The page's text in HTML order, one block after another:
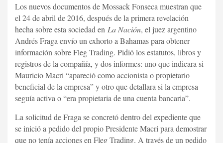
Los nuevos documentos de Mossack Fonseca muestran que
el 24 de abril de 2016, después de la primera revelación
hecha sobre esta sociedad en La Nación, el juez argentino
Andrés Fraga envío un exhorto a Bahamas para obtener
información sobre Fleg Trading. Pidió los estatutos, libros y
registros de la compañía, y dos informes: uno que indicara si
Mauricio Macri “apareció como accionista o propietario
beneficial de la empresa” y otro que detallara si la empresa
seguía activa o “era propietaria de una cuenta bancaria”.
La solicitud de Fraga se concretó dentro del expediente que
se inició a pedido del propio Presidente Macri para demostrar
que no tenía acciones en Fleg Trading. A través de un pedido